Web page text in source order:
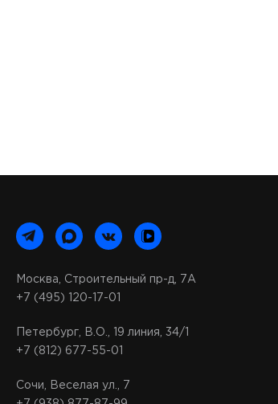
Москва, Строительный пр-д, 7А
+7 (495) 120-17-01
Петербург, В.О., 19 линия, 34/1
+7 (812) 677-55-01
Сочи, Веселая ул., 7